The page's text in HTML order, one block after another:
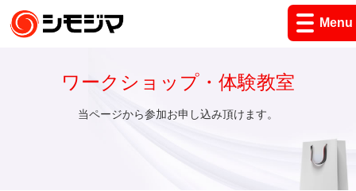
Menu
ワークショップ・体験教室
当ページから参加お申し込み頂けます。